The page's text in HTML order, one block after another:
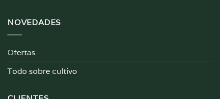
NOVEDADES
Ofertas
Todo sobre cultivo